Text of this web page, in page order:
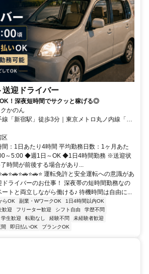
送迎ドライバー
！深夜短時間でサクッと稼げる◎
かのん
「新宿駅」徒歩3分｜東京メトロ丸ノ内線「新
区
：1日あたり4時間 平均勤務日数：1ヶ月あた
～5:00 ◆週1日～OK ◆1日4時間勤務 ※送迎状
時間が前後する場合があり...
運転免許と安全運転への意識があ
ライバーのお仕事！ 深夜帯の短時間勤務なの
トと両立しながら働ける♪ 待機時間は自由に...
らOK 副業・WワークOK
1日4時間以内OK
歓迎 フリーター歓迎 シフト自由
学歴不問
学生歓迎 転勤なし 経験不問
未経験者歓迎
間 即日払いOK ブランクOK